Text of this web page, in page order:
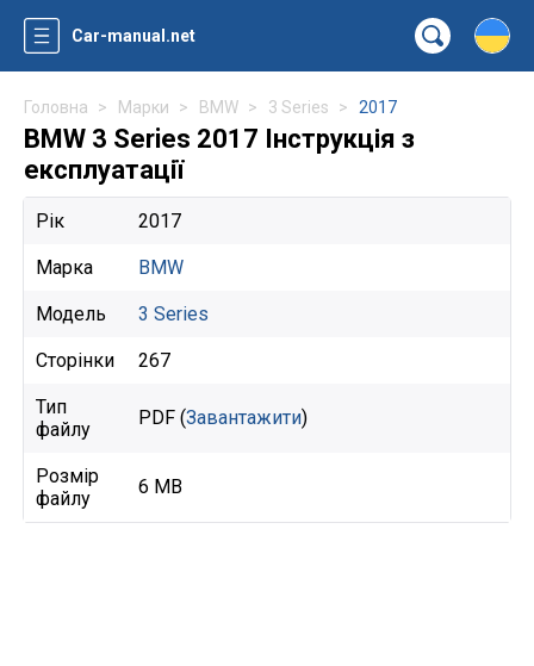
Car-manual.net
Головна Марки BMW 3 Series 2017
BMW 3 Series 2017 Інструкція з
експлуатації
Рік 2017
Марка BMW
Модель 3 Series
Сторінки 267
Тип
файлу
PDF (Завантажити)
Розмір
файлу
6 MB